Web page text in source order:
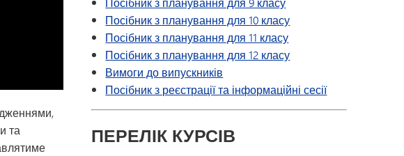
та
Посібник з планування для 10 класу
Посібник з планування для 11 класу
Посібник з планування для 12 класу
Вимоги до випускників
Посібник з реєстрації та інформаційні сесії
ПЕРЕЛІК КУРСІВ